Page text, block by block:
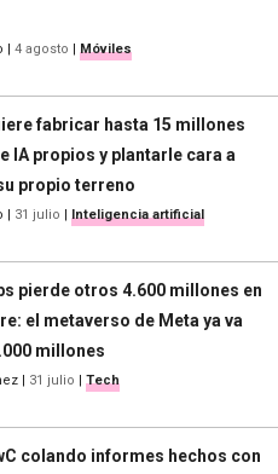
| 4 agosto | Móviles
fabricar hasta 15 millones
IA propios y plantarle cara a
propio terreno
| 31 julio | Inteligencia artificial
pierde otros 4.600 millones en
el metaverso de Meta ya va
millones
| 31 julio | Tech
colando informes hechos con